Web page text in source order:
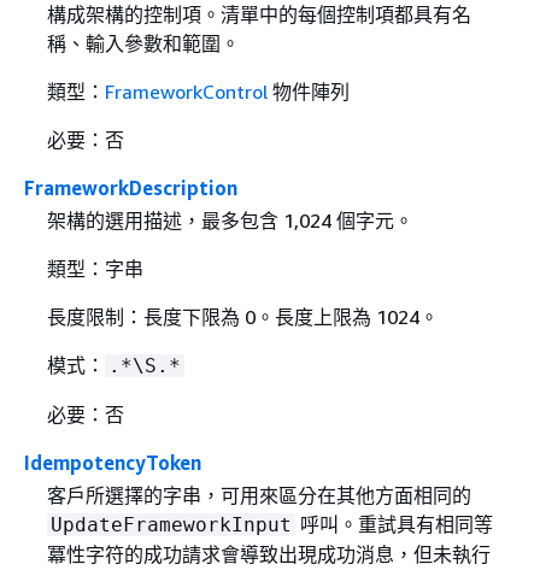
構成架構的控制項。清單中的每個控制項都具有名
稱、輸入參數和範圍。
類型： FrameworkControl物件陣列
必要：否
FrameworkDescription
架構的選用描述，最多包含 1,024 個字元。
類型：字串
長度限制：長度下限為 0。長度上限為 1024。
模式：
.*\S.*
必要：否
IdempotencyToken
客戶所選擇的字串，可用來區分在其他方面相同的
UpdateFrameworkInput 呼叫。重試具有相同等
冪性字符的成功請求會導致出現成功消息，但未執行